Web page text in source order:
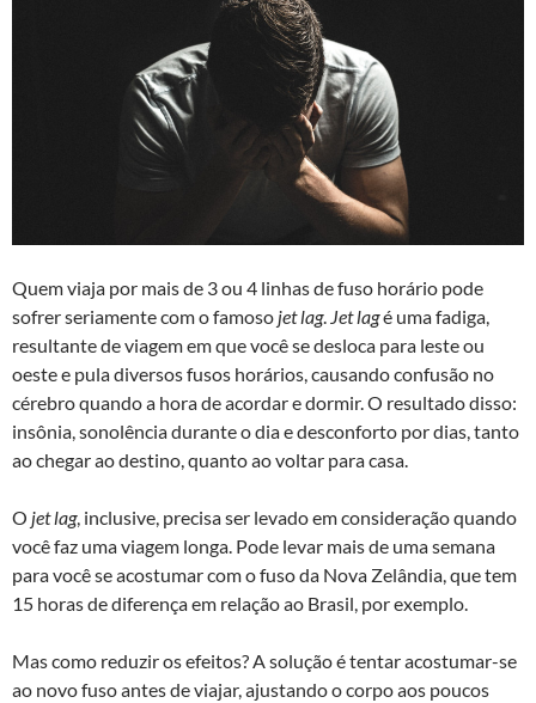
Quem viaja por mais de 3 ou 4 linhas de fuso horário pode
sofrer seriamente com o famoso jet lag. Jet lagé uma fadiga,
resultante de viagem em que você se desloca para leste ou
oeste e pula diversos fusos horários, causando confusão no
cérebro quando a hora de acordar e dormir. O resultado disso:
insônia, sonolência durante o dia e desconforto por dias, tanto
ao chegar ao destino, quanto ao voltar para casa.
O jet lag, inclusive, precisa ser levado em consideração quando
você faz uma viagem longa. Pode levar mais de uma semana
para você se acostumar com o fuso da Nova Zelândia, que tem
15 horas de diferença em relação ao Brasil, por exemplo.
Mas como reduzir os efeitos? A solução é tentar acostumar-se
ao novo fuso antes de viajar, ajustando o corpo aos poucos